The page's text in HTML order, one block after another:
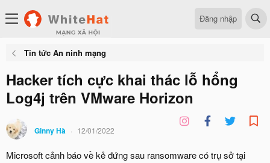
Đăng nhập
Tin tức An ninh mạng
Hacker tích cực khai thác lỗ hổng
Log4j trên VMware Horizon
Ginny Hà 12/01/2022
Microsoft cảnh báo về kẻ đứng sau ransomware có trụ sở tại